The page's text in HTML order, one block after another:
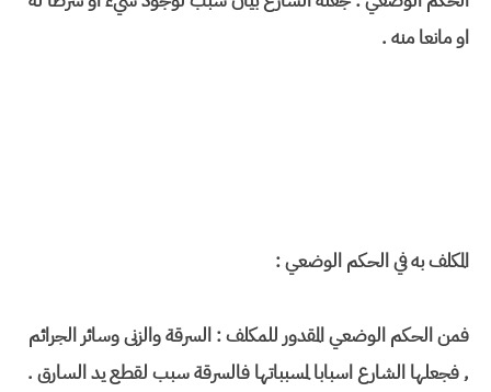
او مانعا منه .
المكلف به في الحكم الوضعي :
فمن الحكم الوضعي المقدور للمكلف : السرقة والزنى وسائر الجرائم
, فجعلها الشارع اسبابا لمسبباتها فالسرقة سبب لقطع يد السارق .